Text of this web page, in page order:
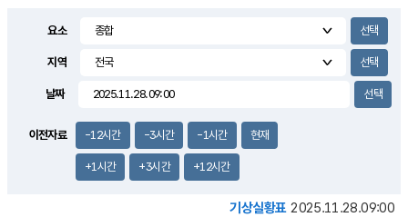
요소
지역
날짜
이전자료 -12시간 -3시간 -1시간 현재
+1시간 +3시간 +12시간
기상실황표 2025.11.28.09:00